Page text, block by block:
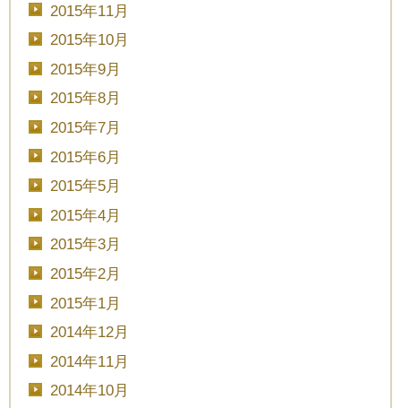
2015年11月
2015年10月
2015年9月
2015年8月
2015年7月
2015年6月
2015年5月
2015年4月
2015年3月
2015年2月
2015年1月
2014年12月
2014年11月
2014年10月